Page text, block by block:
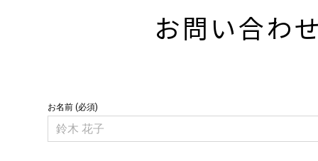
お問い合わ
お名前 (必須)